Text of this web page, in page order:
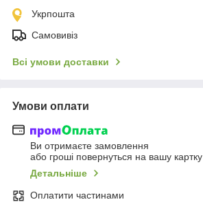
Укрпошта
Самовивіз
Всі умови доставки
Умови оплати
Ви отримаєте замовлення
або гроші повернуться на вашу картку
Детальніше
Оплатити частинами